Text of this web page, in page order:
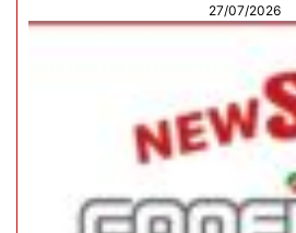
27/07/2026